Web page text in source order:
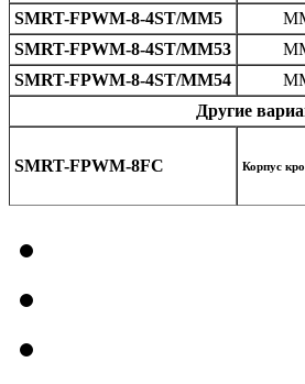
SMRT-FPWM-8-4ST/MM5
SMRT-FPWM-8-4ST/MM53
SMRT-FPWM-8-4ST/MM54
Другие
SMRT-FPWM-8FC Корпус